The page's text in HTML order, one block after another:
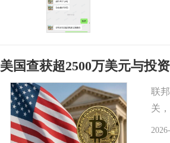
美国查获超2500万美元与投
联
关